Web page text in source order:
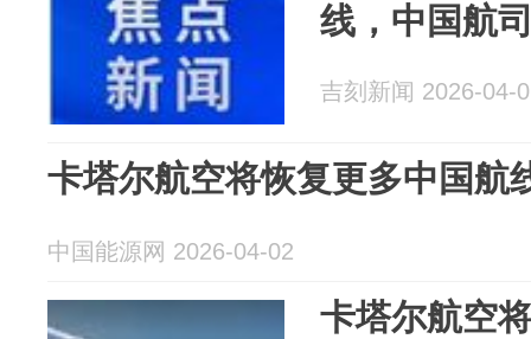
线，中国航
吉刻新闻 2026-04-
卡塔尔航空将恢复更多中国航
中国能源网 2026-04-02
卡塔尔航空